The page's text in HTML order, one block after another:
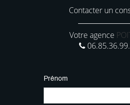
Contacter un
Votre agence
Prénom